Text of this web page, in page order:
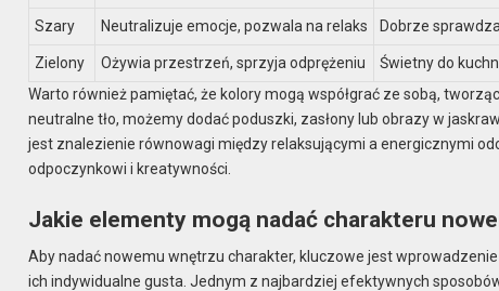
Szary Neutralizuje emocje, pozwala na relaks Dobrze
Zielony Ożywia przestrzeń, sprzyja odprężeniu
Świetny do
Warto również pamiętać, że kolory mogą współgrać ze sobą,
neutralne tło, możemy dodać poduszki, zasłony lub obrazy w
jest znalezienie równowagi między relaksującymi a energicznymi
odpoczynkowi i kreatywności.
Jakie elementy mogą nadać charakteru
Aby nadać nowemu wnętrzu charakter, kluczowe jest
ich indywidualne gusta. Jednym z najbardziej efektywnych